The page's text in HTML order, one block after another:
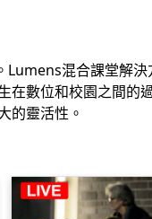
混合課堂解
數位和校園之間的
的靈活性。